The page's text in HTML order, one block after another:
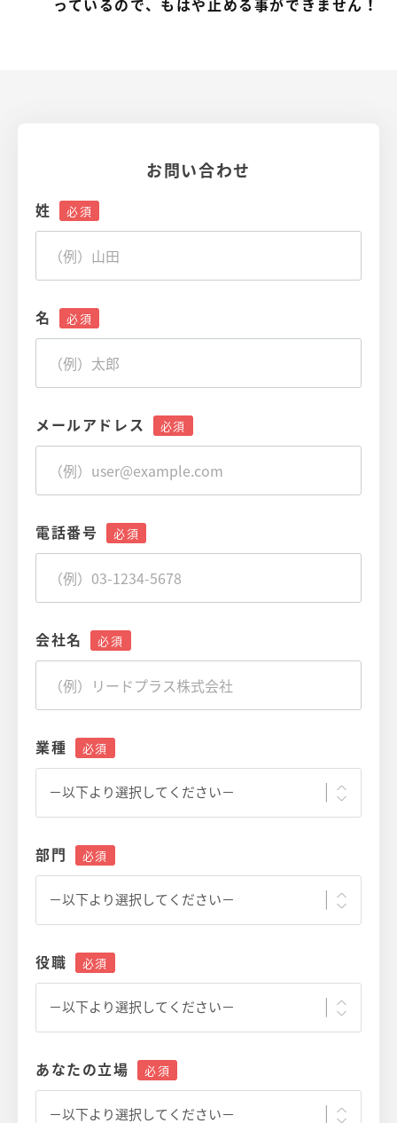
お問い合わせ
姓
名
メールアドレス
電話番号
会社名
業種
部門
役職
あなたの立場